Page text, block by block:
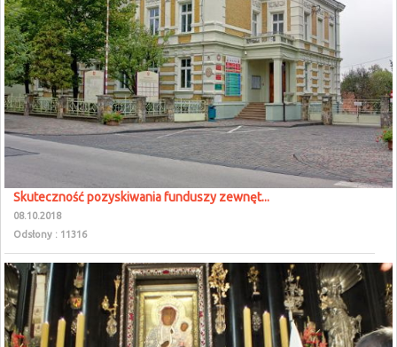
Skuteczność pozyskiwania funduszy zewnęt...
08.10.2018
Odsłony : 11316